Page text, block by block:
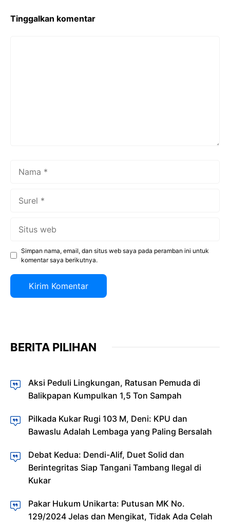
Tinggalkan komentar
Simpan nama, email, dan situs web saya pada peramban ini untuk
komentar saya berikutnya.
BERITA PILIHAN
Aksi Peduli Lingkungan, Ratusan Pemuda di
Balikpapan Kumpulkan 1,5 Ton Sampah
Pilkada Kukar Rugi 103 M, Deni: KPU dan
Bawaslu Adalah Lembaga yang Paling Bersalah
Debat Kedua: Dendi-Alif, Duet Solid dan
Berintegritas Siap Tangani Tambang Ilegal di
Kukar
Pakar Hukum Unikarta: Putusan MK No.
129/2024 Jelas dan Mengikat, Tidak Ada Celah